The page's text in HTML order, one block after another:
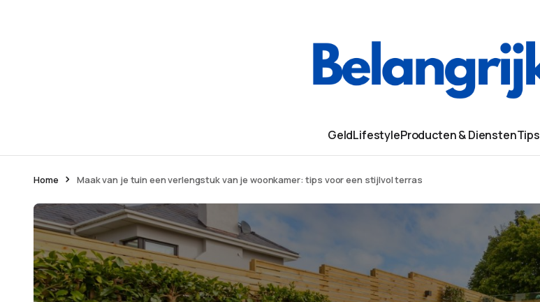
GeldLifestyleProducten & DienstenTips
Home Maak van je tuin een verlengstuk van je woonkamer: tips voor een stijlvol terras